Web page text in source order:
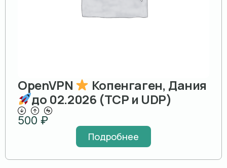
OpenVPN
Копенгаген, Дания
до 02.2026 (TCP и UDP)
500 ₽
Подробнее